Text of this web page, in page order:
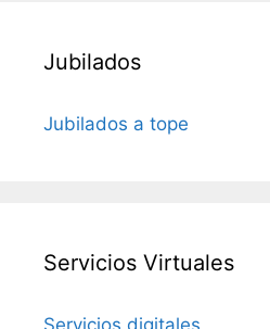
Jubilados
Jubilados a tope
Servicios Virtuales
Servicios digitales